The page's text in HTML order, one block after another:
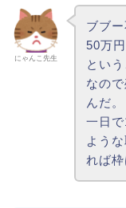
にゃんこ先生
ブブー
50万
とい
なの
んだ。
一日
よう
れば